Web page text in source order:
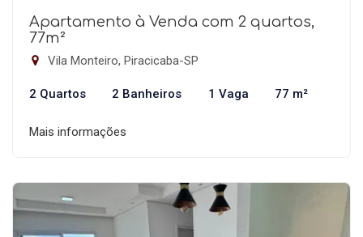
Apartamento à Venda com 2 quartos,
77m²
Vila Monteiro, Piracicaba-SP
2 Quartos 2 Banheiros 1 Vaga 77 m²
Mais informações